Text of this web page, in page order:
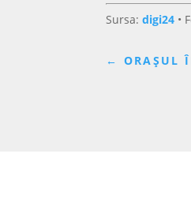
Sursa:digi24 •
← ORAȘUL